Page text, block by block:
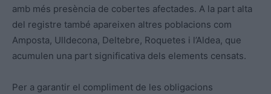
amb més presència de cobertes afectades. A la part alta
del registre també apareixen altres poblacions com
Amposta, Ulldecona, Deltebre, Roquetes i l’Aldea, que
acumulen una part significativa dels elements censats.
Per a garantir el compliment de les obligacions